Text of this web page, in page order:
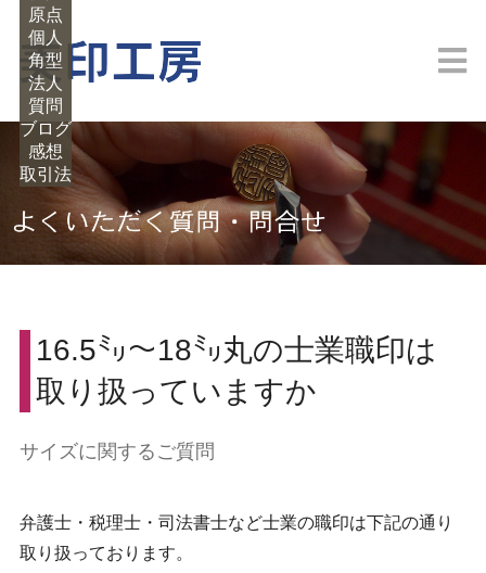
原点
個人
角型
法人
質問
ブログ
感想
取引法
16.5㍉～18㍉丸の士業職印は
取り扱っていますか
サイズに関するご質問
弁護士・税理士・司法書士など士業の職印は下記の通り
取り扱っております。